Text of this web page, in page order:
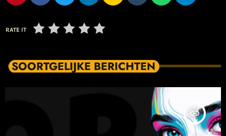
RATE IT
SOORTGELIJKE BERICHTEN
insert_link